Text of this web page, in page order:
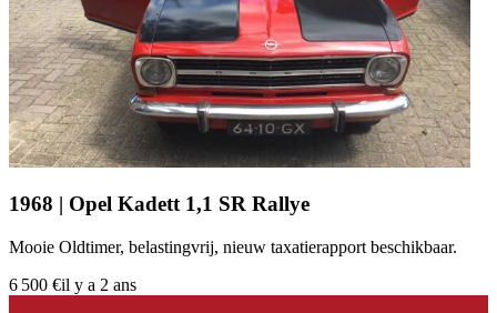
1968 | Opel Kadett 1,1 SR Rallye
Mooie Oldtimer, belastingvrij, nieuw taxatierapport beschikbaar.
6 500 €il y a 2 ans